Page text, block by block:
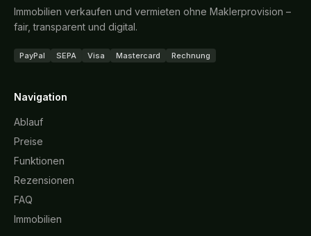
Immobilien verkaufen und vermieten ohne Maklerprovision –
fair, transparent und digital.
PayPal SEPA Visa Mastercard Rechnung
Navigation
Ablauf
Preise
Funktionen
Rezensionen
FAQ
Immobilien